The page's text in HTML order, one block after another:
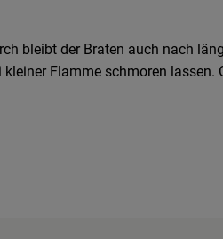
bleibt der Braten auch nach
Flamme schmoren